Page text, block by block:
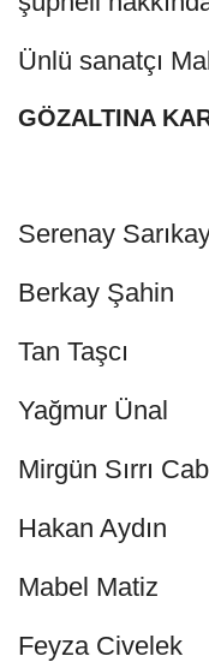
Ünlü sanatçı
GÖZALTINA
Serenay
Berkay Şahin
Tan Taşcı
Yağmur Ünal
Mirgün Sırrı
Hakan Aydın
Mabel Matiz
Feyza Civelek